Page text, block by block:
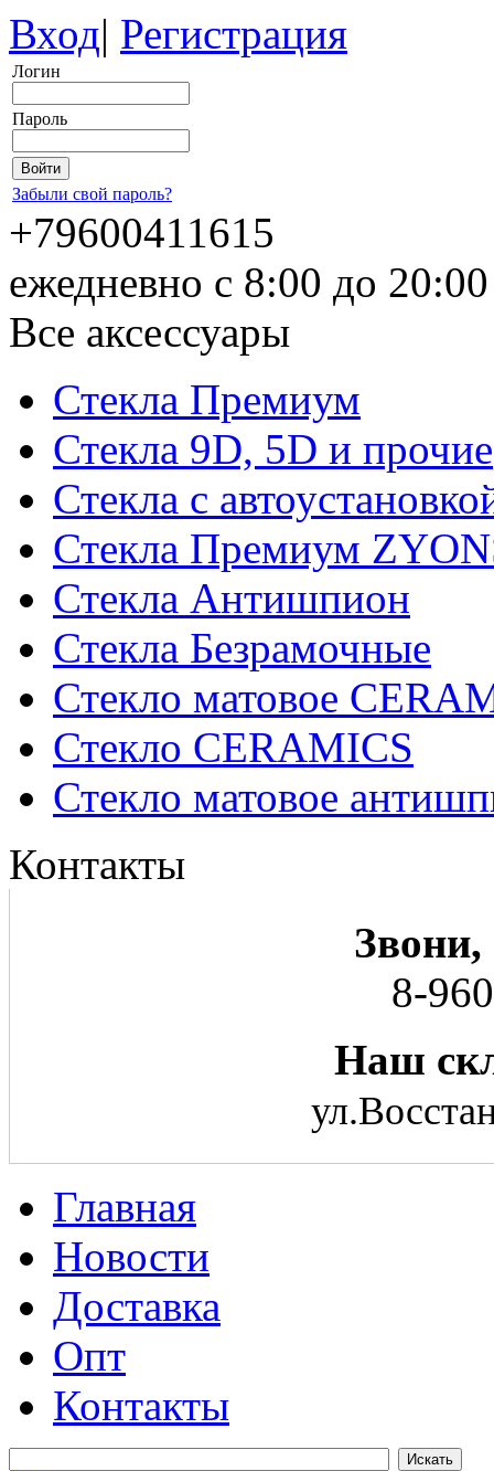
Вход| Регистрация
Логин
Пароль
Забыли свой пароль?
+79600411615
ежедневно с 8:00 до
Все аксессуары
Стекла Премиум
Стекла 9D, 5D и прочие
Стекла с
Стекла Премиум
Стекла Антишпион
Стекла Безрамочные
Стекло матовое
Стекло CERAMICS
Стекло матовое
Контакты
8-
Наш
Главная
Новости
Доставка
Опт
Контакты